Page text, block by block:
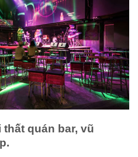
quán bar, vũ